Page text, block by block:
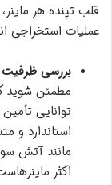
قلب تپنده هر
عملیات استخراجی
بررسی ظرفیت
مطمئن شوید
توانایی
استاندارد و
اکثر